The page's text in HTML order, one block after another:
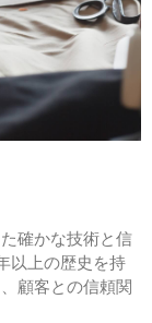
確かな技術と信
以上の歴史を持
顧客との信頼関